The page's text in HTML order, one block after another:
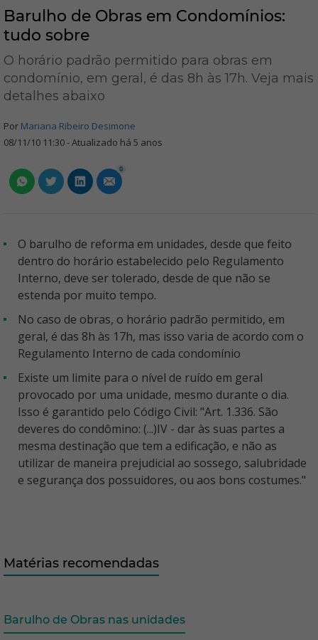
Barulho de Obras em Condomínios:
tudo sobre
O horário padrão permitido para obras em
condomínio, em geral, é das 8h às 17h. Veja mais
detalhes abaixo
Por Mariana Ribeiro Desimone
08/11/10 11:30 - Atualizado há 5 anos
0
O barulho de reforma em unidades, desde que feito
dentro do horário estabelecido pelo Regulamento
Interno, deve ser tolerado, desde de que não se
estenda por muito tempo.
No caso de obras, o horário padrão permitido, em
geral, é das 8h às 17h, mas isso varia de acordo com o
Regulamento Interno de cada condomínio
Existe um limite para o nível de ruído em geral
provocado por uma unidade, mesmo durante o dia.
Isso é garantido pelo Código Civil: "Art. 1.336. São
deveres do condômino: (...)IV - dar às suas partes a
mesma destinação que tem a edificação, e não as
utilizar de maneira prejudicial ao sossego, salubridade
e segurança dos possuidores, ou aos bons costumes."
Matérias recomendadas
Barulho de Obras nas unidades